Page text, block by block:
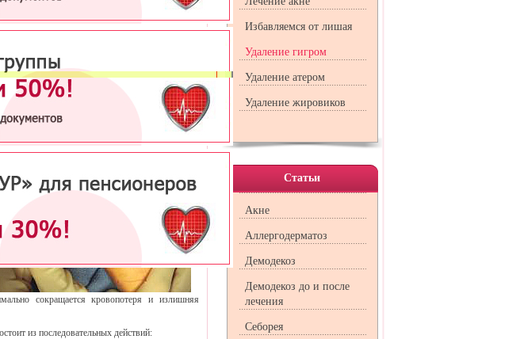
нагрузкой на сухожильное сочленение,
такое образование, в основном, на
шеи, коленного и локтевого суставов.
как жидкостное физическое давление в самой
своего образования полость гигромы может
Выбор метода удаления гигром заключается
В этом случае возможность рецидива
сокращается кровопотеря и излишняя
из последовательных действий:
Избавляемся от лишая
Удаление гигром
Удаление атером
Удаление жировиков
Статьи
Акне
Аллергодерматоз
Демодекоз
Демодекоз до и после
лечения
Себорея